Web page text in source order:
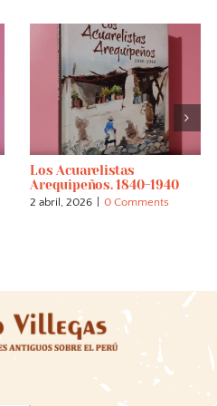
Fiestas Y Danzas Del Perú /
BCP
14 junio, 2026 | 0 Comments